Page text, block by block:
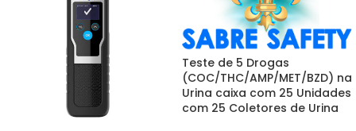
Teste de 5 Drogas
(COC/THC/AMP/MET/BZD) na
Urina caixa com 25 Unidades
com 25 Coletores de Urina